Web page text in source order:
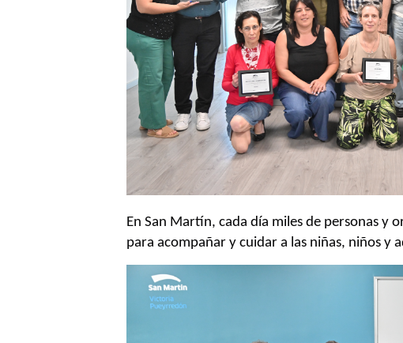
En San Martín, cada día miles de personas y
para acompañar y cuidar a las niñas, niños y